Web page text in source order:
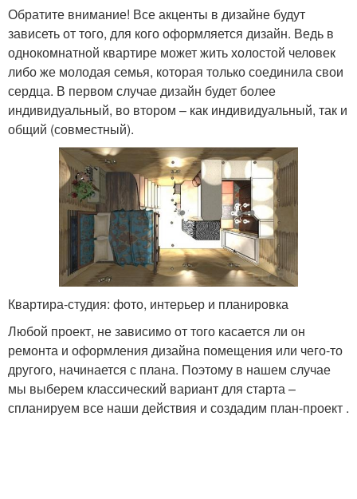
Обратите внимание! Все акценты в дизайне будут
зависеть от того, для кого оформляется дизайн. Ведь в
однокомнатной квартире может жить холостой человек
либо же молодая семья, которая только соединила свои
сердца. В первом случае дизайн будет более
индивидуальный, во втором – как индивидуальный, так и
общий (совместный).
Квартира-студия: фото, интерьер и планировка
Любой проект, не зависимо от того касается ли он
ремонта и оформления дизайна помещения или чего-то
другого, начинается с плана. Поэтому в нашем случае
мы выберем классический вариант для старта –
спланируем все наши действия и создадим план-проект .